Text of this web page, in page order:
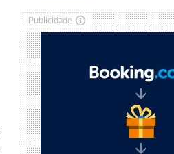
Publicidade